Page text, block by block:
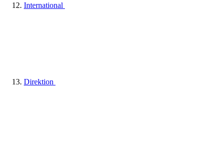
International
Direktion